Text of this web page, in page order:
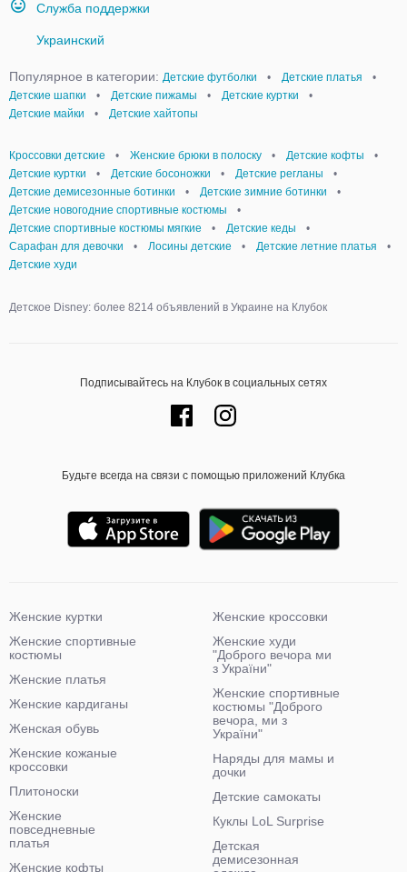
Служба поддержки
Украинский
Популярное в категории: Детские футболки • Детские платья
•
Детские шапки
• Детские пижамы • Детские куртки
•
Детские майки
• Детские хайтопы
Кроссовки детские • Женские брюки в полоску • Детские кофты
•
Детские куртки
• Детские босоножки • Детские регланы
•
Детские демисезонные ботинки
• Детские зимние ботинки
•
Детские новогодние спортивные костюмы
•
Детские спортивные костюмы мягкие
• Детские кеды
•
Сарафан для девочки
• Лосины детские • Детские летние платья
•
Детские худи
Детское Disney: более 8214 объявлений в Украине на Клубок
Подписывайтесь на Клубок в социальных сетях
Будьте всегда на связи с помощью приложений Клубка
Женские куртки
Женские спортивные
костюмы
Женские платья
Женские кардиганы
Женская обувь
Женские кожаные
кроссовки
Плитоноски
Женские
повседневные
платья
Женские кофты
Женские кроссовки
Женские худи
"Доброго вечора ми
з України"
Женские спортивные
костюмы "Доброго
вечора, ми з
України"
Наряды для мамы и
дочки
Детские самокаты
Куклы LoL Surprise
Детская
демисезонная